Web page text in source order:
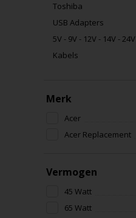
Toshiba
USB Adapters
5V - 9V - 12V - 14V - 24V
Kabels
Merk
Acer
Acer Replacement
Vermogen
45 Watt
65 Watt